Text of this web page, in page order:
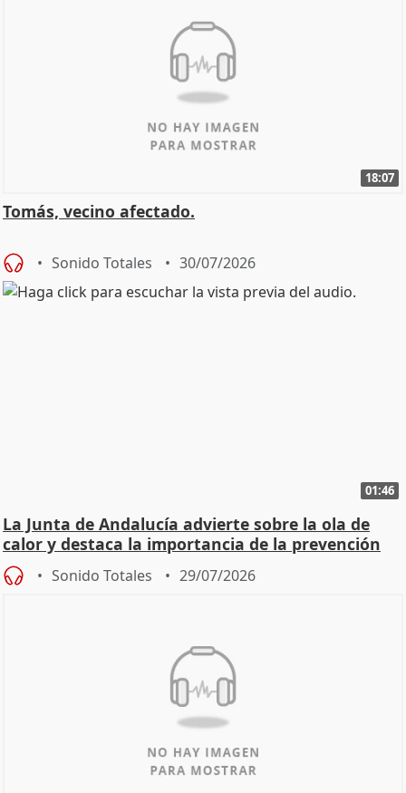
18:07
Tomás, vecino afectado.
Sonido Totales 30/07/2026
01:46
La Junta de Andalucía advierte sobre la ola de
calor y destaca la importancia de la prevención
Sonido Totales 29/07/2026